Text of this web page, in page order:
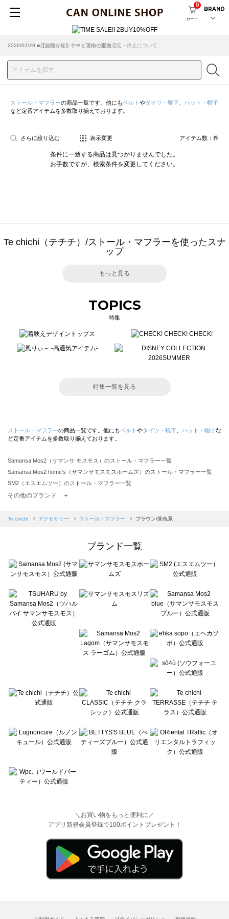
カート
0
BRAND
2026/07/29 ■【お知らせ】ヤマト運輸の配送遅延・停止について
2026/03/18 ■店舗受け取りサービスのご案内
ストール・マフラーの商品一覧です。他にもベルト やタイツ・靴下
ハット・帽子
など定番アイテムを多数取り揃えております。
さらに絞り込む 表示変更 アイテム数： 件
条件に一致する商品は見つかりませんでした。
お手数ですが、検索条件を変更してください。
Te chichi（テチチ）/ストール・マフラーを使ったスナ
ップ
もっと見る
TOPICS
特集
特集一覧を見る
ストール・マフラーの商品一覧です。他にもベルト やタイツ・靴下 ハット・帽子な
ど定番アイテムを多数取り揃えております。
Samansa Mos2（サマンサ モスモス）のストール・マフラー一覧
Samansa Mos2 home's（サマンサモスモスホームズ）のストール・マフラー一覧
SM2（エスエムツー）のストール・マフラー一覧
Samansa Mos2 blue（サマンサモスモス ブルー）のストール・マフラー一覧
sō4ū（ソウフォーユー）のストール・マフラー一覧
Te chichi（テチチ）のストール・マフラー一覧
Te chichi CLASSIC（テチチ クラシック）のストール・マフラー一覧
Lugnoncure（ルノンキュール）のストール・マフラー一覧
BETTY'S BLUE（べティーズブルー）のストール・マフラー一覧
Wpc.（ワールドパーティー）のストール・マフラー一覧
その他のブランド ＋
Te chichi アクセサリー ストール・マフラー ブラウン/茶色系
ブランド一覧
＼お買い物をもっと便利に／
アプリ新規会員登録で100ポイントプレゼント！